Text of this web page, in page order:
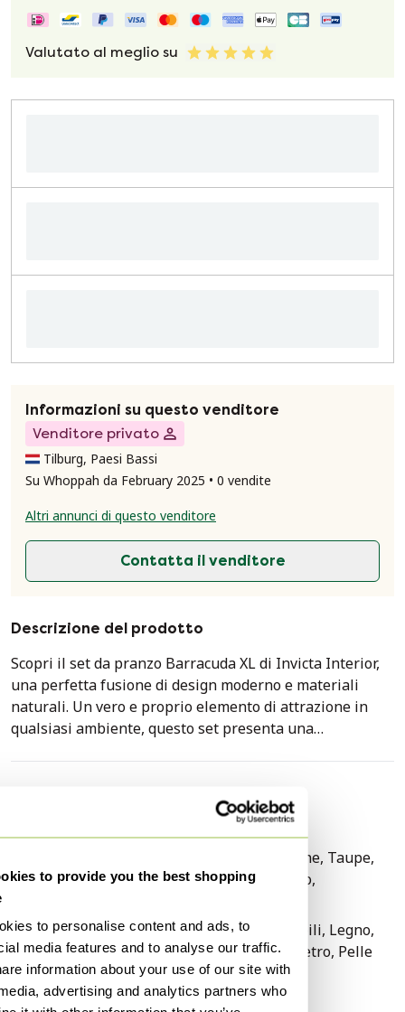
to provide you the best shopping
to personalise content and ads, to
media features and to analyse our traffic.
information about your use of our site with
advertising and analytics partners who
Valutato al meglio su
Informazioni su questo venditore
Venditore privato
Tilburg, Paesi Bassi
Su Whoppah da February 2025 • 0 vendite
Altri annunci di questo venditore
Contatta il venditore
Descrizione del prodotto
Scopri il set da pranzo Barracuda XL di Invicta Interior,
una perfetta fusione di design moderno e materiali
naturali. Un vero e proprio elemento di attrazione in
qualsiasi ambiente, questo set presenta una
durata e stabilità. Il set è completato da sei lussuose
sedie di design realizzate in pelle di alta qualità in
colori vivaci, che non solo hanno un aspetto lussuoso,
ma offrono anche un comfort eccezionale.
- Combinazione unica di legno massello, vetro e metallo
cromato.
- Piano in vetro sospeso per un effetto elegante e
arioso.
Molto buono
Verde, Blu, Marrone, Taupe,
Multi colore, Giallo,
Materiale
Materiali sostenibili, Legno,
Cromo, Metallo, Vetro, Pelle
Numero di articoli
7